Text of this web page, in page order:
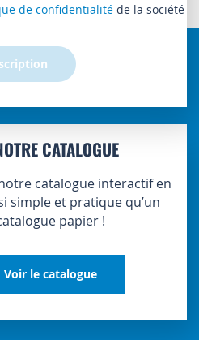
de confidentialité de la société
CATALOGUE
catalogue interactif en
simple et pratique qu’un
papier !
Voir le catalogue